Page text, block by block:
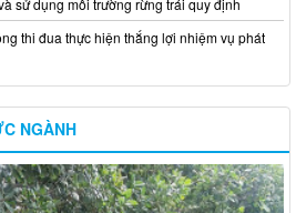
sử dụng môi trường rừng trái quy định
thi đua thực hiện thắng lợi nhiệm vụ phát
NGÀNH